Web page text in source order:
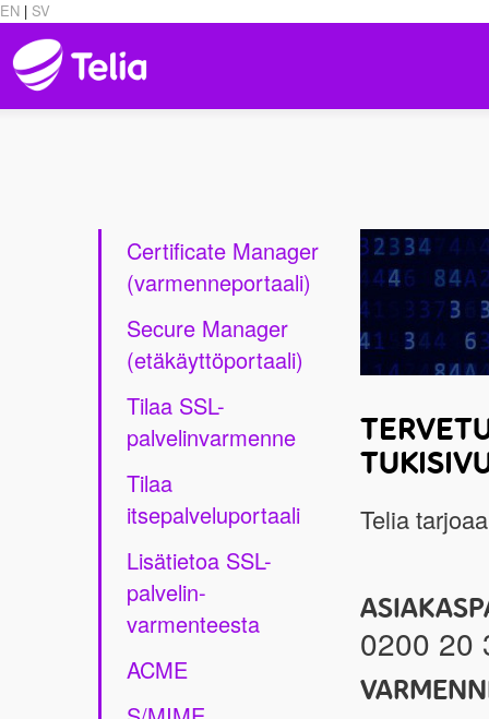
EN | SV
Certificate Manager
(varmenneportaali)
Secure Manager
(etäkäyttöportaali)
Tilaa SSL-
palvelinvarmenne
Tilaa
itsepalveluportaali
Lisätietoa SSL-
palvelin-
varmenteesta
ACME
Telia
0200 20